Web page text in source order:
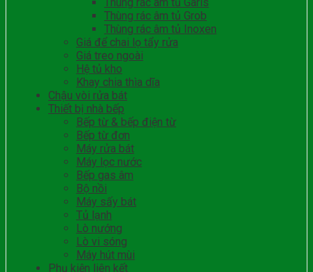
Thùng rác âm tủ Grob
Thùng rác âm tủ Inoxen
Giá để chai lọ tẩy rửa
Giá treo ngoài
Hệ tủ kho
Khay chia thìa dĩa
Chậu vòi rửa bát
Thiết bị nhà bếp
Bếp từ & bếp điện từ
Bếp từ đơn
Máy rửa bát
Máy lọc nước
Bếp gas âm
Bộ nồi
Máy sấy bát
Tủ lạnh
Lò nướng
Lò vi sóng
Máy hút mùi
Phụ kiện liên kết